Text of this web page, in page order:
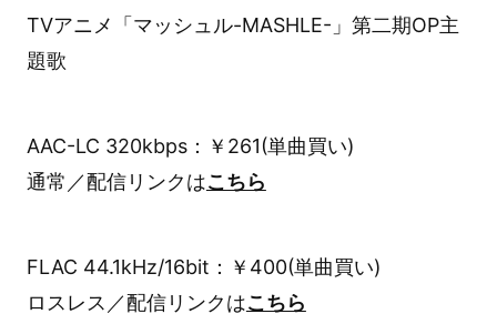
TVアニメ「マッシュル-MASHLE-」第二期OP主
題歌
AAC-LC 320kbps：￥261(単曲買い)
通常／配信リンクはこちら
FLAC 44.1kHz/16bit：￥400(単曲買い)
ロスレス／配信リンクはこちら